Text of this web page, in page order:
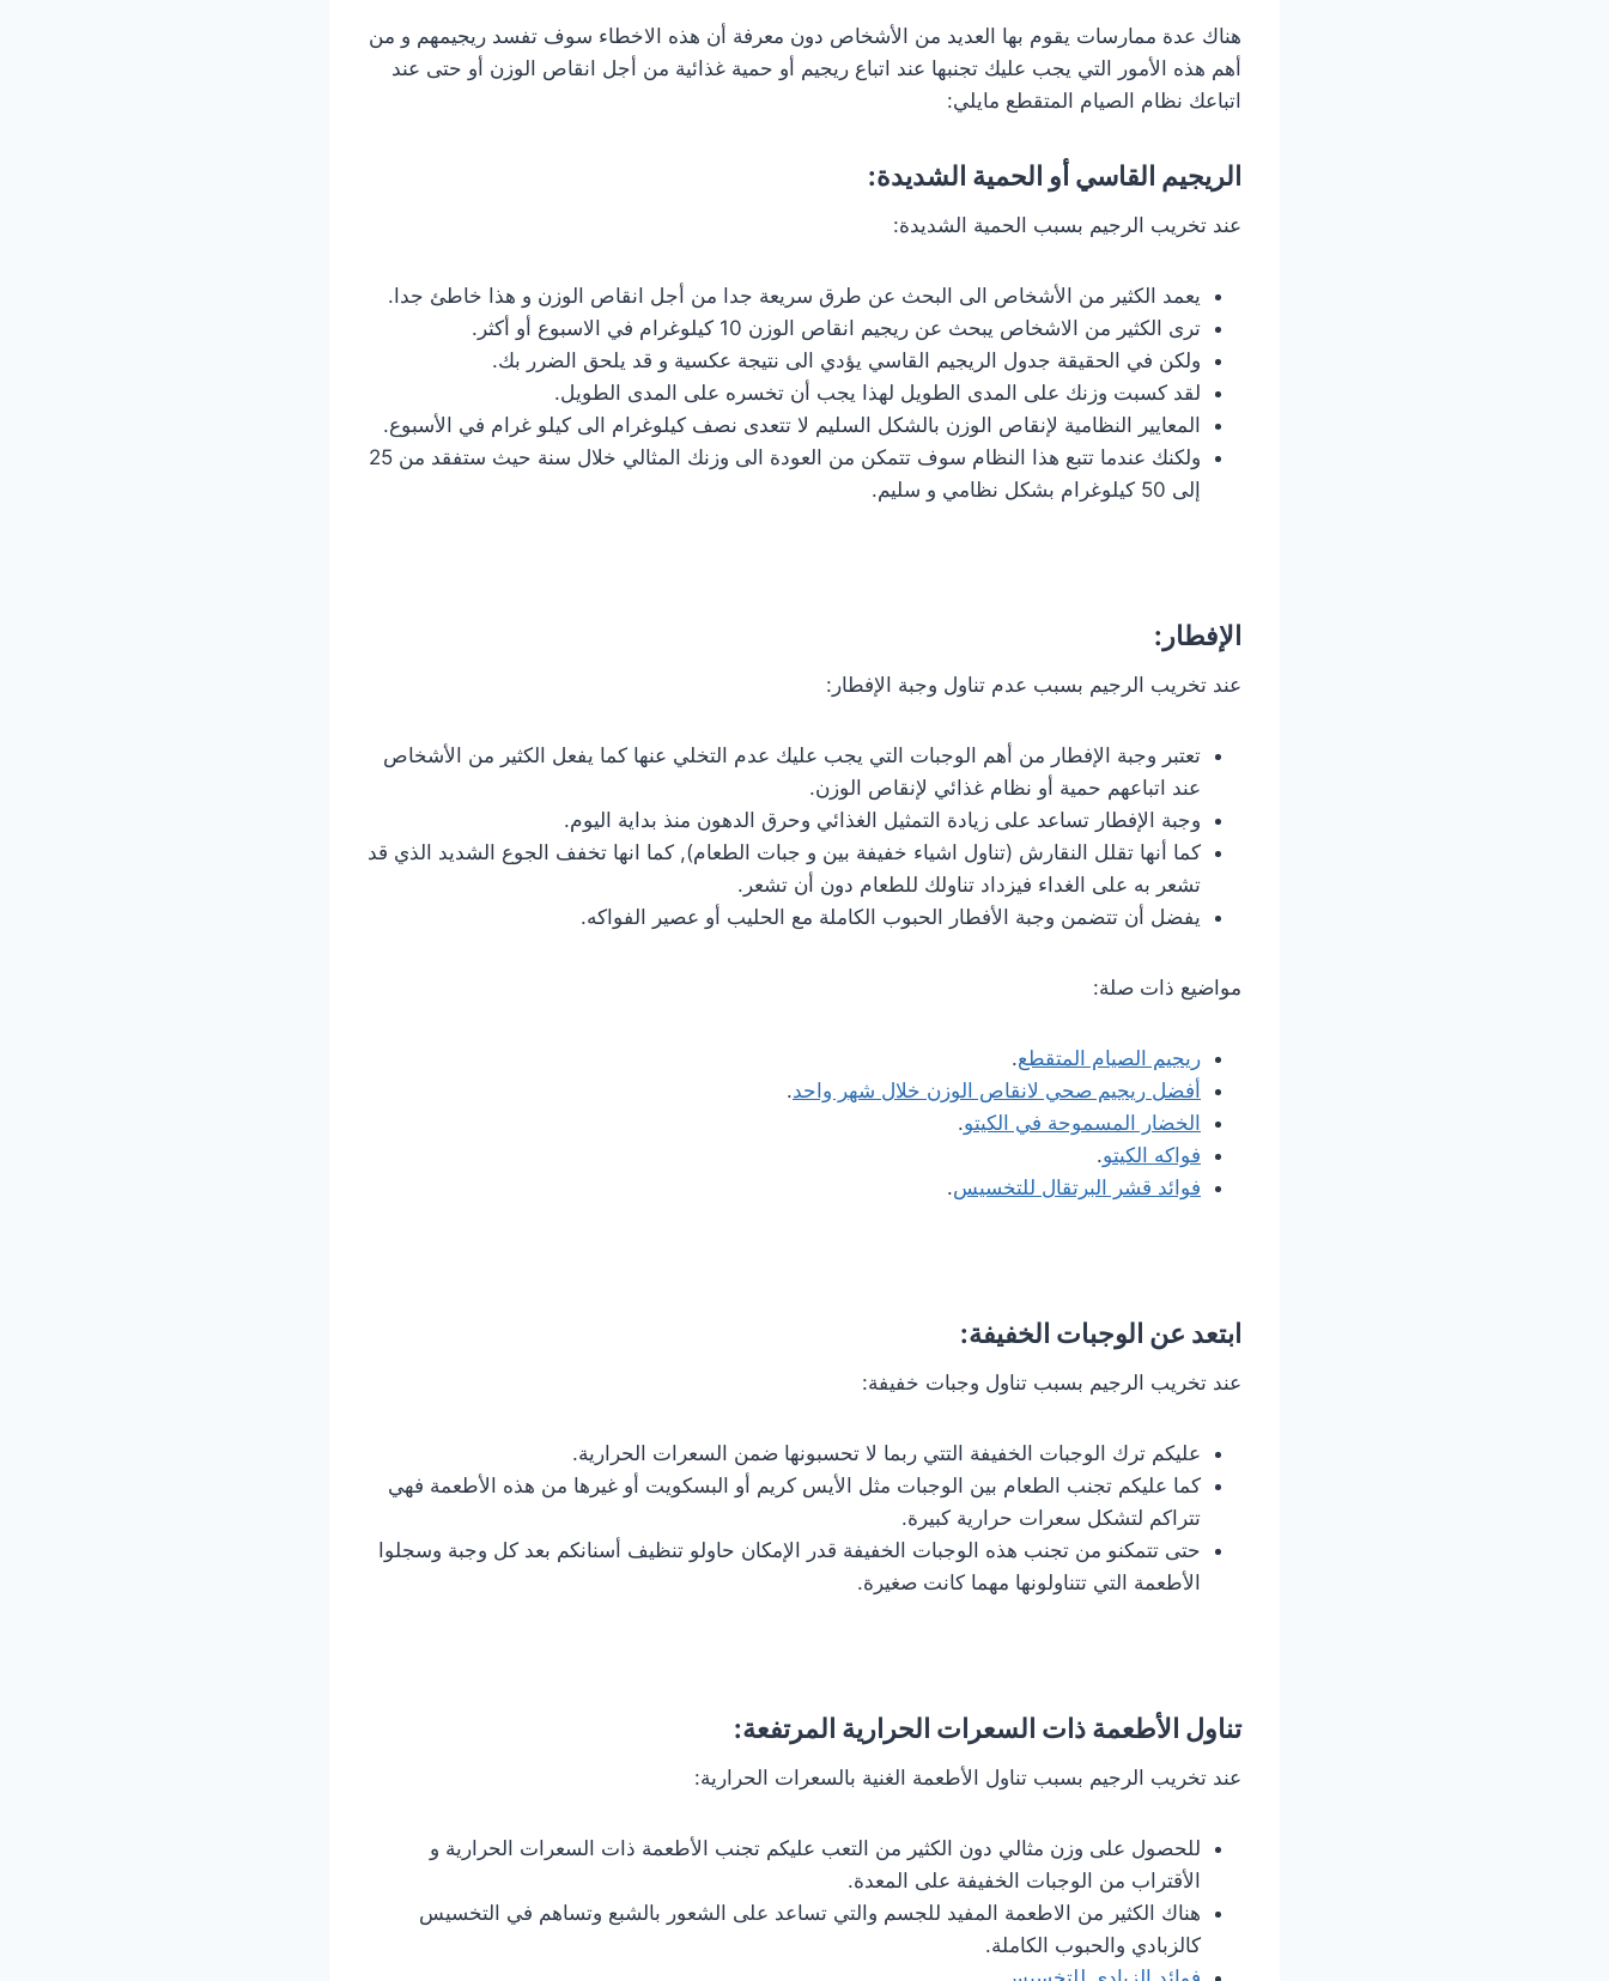
هناك عدة ممارسات يقوم بها العديد من الأشخاص دون معرفة أن هذه الاخطاء سوف تفسد ريجيمهم و من
أهم هذه الأمور التي يجب عليك تجنبها عند اتباع ريجيم أو حمية غذائية من أجل انقاص الوزن أو حتى عند
اتباعك نظام الصيام المتقطع مايلي:
الريجيم القاسي أو الحمية الشديدة:
عند تخريب الرجيم بسبب الحمية الشديدة:
يعمد الكثير من الأشخاص الى البحث عن طرق سريعة جدا من أجل انقاص الوزن و هذا خاطئ جدا.
ترى الكثير من الاشخاص يبحث عن ريجيم انقاص الوزن 10 كيلوغرام في الاسبوع أو أكثر.
ولكن في الحقيقة جدول الريجيم القاسي يؤدي الى نتيجة عكسية و قد يلحق الضرر بك.
لقد كسبت وزنك على المدى الطويل لهذا يجب أن تخسره على المدى الطويل.
المعايير النظامية لإنقاص الوزن بالشكل السليم لا تتعدى نصف كيلوغرام الى كيلو غرام في الأسبوع.
ولكنك عندما تتبع هذا النظام سوف تتمكن من العودة الى وزنك المثالي خلال سنة حيث ستفقد من 25
إلى 50 كيلوغرام بشكل نظامي و سليم.
الإفطار:
عند تخريب الرجيم بسبب عدم تناول وجبة الإفطار:
تعتبر وجبة الإفطار من أهم الوجبات التي يجب عليك عدم التخلي عنها كما يفعل الكثير من الأشخاص
عند اتباعهم حمية أو نظام غذائي لإنقاص الوزن.
وجبة الإفطار تساعد على زيادة التمثيل الغذائي وحرق الدهون منذ بداية اليوم.
كما أنها تقلل النقارش (تناول اشياء خفيفة بين و جبات الطعام), كما انها تخفف الجوع الشديد الذي قد
تشعر به على الغداء فيزداد تناولك للطعام دون أن تشعر.
يفضل أن تتضمن وجبة الأفطار الحبوب الكاملة مع الحليب أو عصير الفواكه.
مواضيع ذات صلة:
ريجيم الصيام المتقطع.
أفضل ريجيم صحي لانقاص الوزن خلال شهر واحد.
الخضار المسموحة في الكيتو.
فواكه الكيتو.
فوائد قشر البرتقال للتخسيس.
ابتعد عن الوجبات الخفيفة:
عند تخريب الرجيم بسبب تناول وجبات خفيفة:
عليكم ترك الوجبات الخفيفة التتي ربما لا تحسبونها ضمن السعرات الحرارية.
كما عليكم تجنب الطعام بين الوجبات مثل الأيس كريم أو البسكويت أو غيرها من هذه الأطعمة فهي
تتراكم لتشكل سعرات حرارية كبيرة.
حتى تتمكنو من تجنب هذه الوجبات الخفيفة قدر الإمكان حاولو تنظيف أسنانكم بعد كل وجبة وسجلوا
الأطعمة التي تتناولونها مهما كانت صغيرة.
تناول الأطعمة ذات السعرات الحرارية المرتفعة:
عند تخريب الرجيم بسبب تناول الأطعمة الغنية بالسعرات الحرارية:
للحصول على وزن مثالي دون الكثير من التعب عليكم تجنب الأطعمة ذات السعرات الحرارية و
الأقتراب من الوجبات الخفيفة على المعدة.
هناك الكثير من الاطعمة المفيد للجسم والتي تساعد على الشعور بالشبع وتساهم في التخسيس
كالزبادي والحبوب الكاملة.